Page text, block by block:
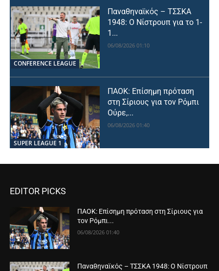
CONFERENCE LEAGUE
Παναθηναϊκός – ΤΣΣΚΑ
1948: Ο Νίστρουπ για το 1-
1...
06/08/2026 01:10
SUPER LEAGUE 1
ΠΑΟΚ: Επίσημη πρόταση
στη Σίριους για τον Ρόμπι
Ούρε,...
06/08/2026 01:40
EDITOR PICKS
ΠΑΟΚ: Επίσημη πρόταση στη Σίριους για
τον Ρόμπι...
06/08/2026 01:40
Παναθηναϊκός – ΤΣΣΚΑ 1948: Ο Νίστρουπ